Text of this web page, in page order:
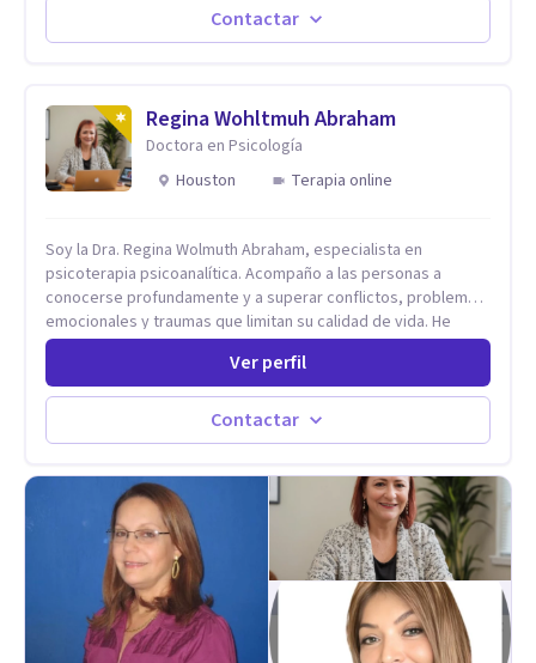
vida de cada uno tener su propia vision.
Contactar
Regina Wohltmuh Abraham
Doctora en Psicología
Houston
Terapia online
Soy la Dra. Regina Wolmuth Abraham, especialista en
psicoterapia psicoanalítica. Acompaño a las personas a
conocerse profundamente y a superar conflictos, problemas
emocionales y traumas que limitan su calidad de vida. He
trabajado en reconocidas instituciones como el Hospital
Psiquiátrico San Rafael, Instituto Psiquiátrico MENDAO, San
Bernardino, Hospital Psiquiátrico Infantil y el Centro de
Integración Juvenil. Además, tuve el privilegio de colaborar
en comunidades como Olivar del Conde y Xochimilco, lo que
Ver perfil
Contactar